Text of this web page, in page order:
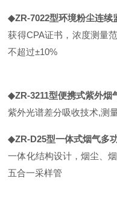
◆ZR-7022型环境粉尘连续
获得CPA证书，浓度测量
不超过±10%
◆ZR-3211型便携式紫外烟
紫外光谱差分吸收技术,测
◆ZR-D25型一体式烟气多
一体化结构设计，烟尘、
五合一采样管